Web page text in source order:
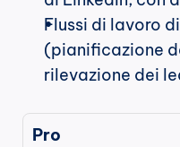
Flussi di lavoro
(pianificazione
rilevazione dei
Pro